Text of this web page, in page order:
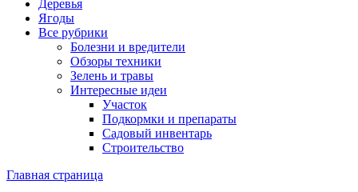
Деревья
Ягоды
Все рубрики
Болезни и вредители
Обзоры техники
Зелень и травы
Интересные идеи
Участок
Подкормки и препараты
Садовый инвентарь
Строительство
Главная страница